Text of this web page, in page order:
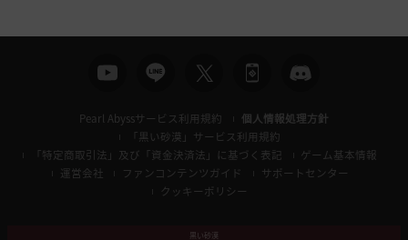
Pearl Abyssサービス利用規約
個人情報処理方針
「黒い砂漠」サービス利用規約
「特定商取引法」及び「資金決済法」に基づく表記
ゲーム基本情報
運営会社
ファンコンテンツガイド
サポートセンター
クッキーポリシー
黒い砂漠